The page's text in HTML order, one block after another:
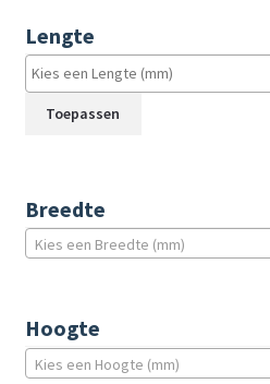
Lengte
Toepassen
Breedte
Kies een Breedte (mm)
Hoogte
Kies een Hoogte (mm)